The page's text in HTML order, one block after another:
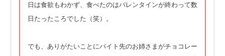
日は食欲もわかず、食べたのはバレンタインが終わって数
日たったころでした（笑）。
でも、ありがたいことにバイト先のお姉さまがチョコレー